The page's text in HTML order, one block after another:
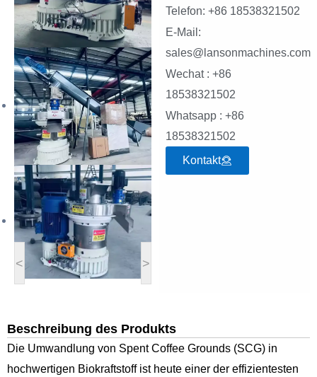
< >
Telefon: +86 18538321502
E-Mail:
sales@lansonmachines.com
Wechat : +86
18538321502
Whatsapp : +86
18538321502
Kontakt
Beschreibung des Produkts
Die Umwandlung von Spent Coffee Grounds (SCG) in
hochwertigen Biokraftstoff ist heute einer der effizientesten